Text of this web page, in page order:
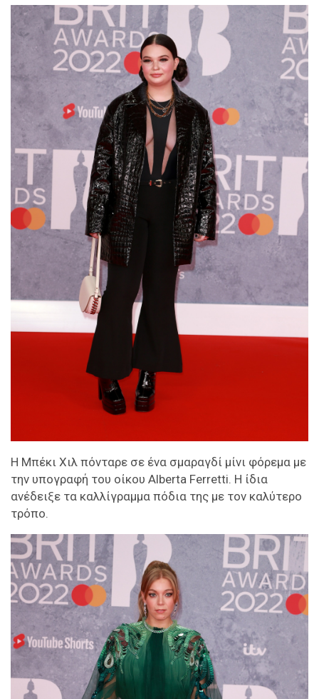
Η Μπέκι Χιλ πόνταρε σε ένα σμαραγδί μίνι φόρεμα με
την υπογραφή του οίκου Alberta Ferretti. Η ίδια
ανέδειξε τα καλλίγραμμα πόδια της με τον καλύτερο
τρόπο.